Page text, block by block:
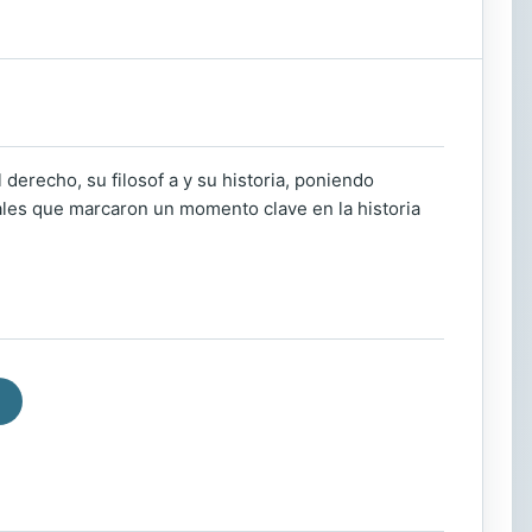
su filosof a y su historia, poniendo
que marcaron un momento clave en la historia